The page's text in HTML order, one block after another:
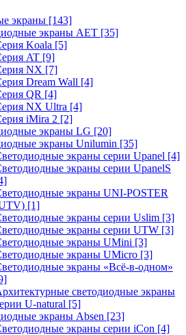
экраны [143]
экраны AET [35]
Koala [5]
AT [9]
NX [7]
Dream Wall [4]
QR [4]
NX Ultra [4]
iMira 2 [2]
экраны LG [20]
экраны Unilumin [35]
экраны серии Upanel [4]
экраны серии UpanelS
экраны UNI-POSTER
[1]
экраны серии Uslim [3]
экраны серии UTW [3]
экраны UMini [3]
экраны UMicro [3]
экраны «Всё-в-одном»
светодиодные экраны
U-natural [5]
экраны Absen [23]
экраны серии iCon [4]